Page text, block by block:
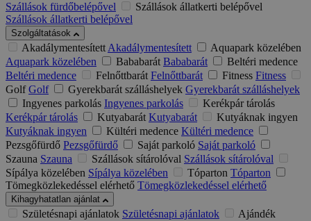
Szállások fürdőbelépővel
Szállások állatkerti belépővel
Szállások állatkerti belépővel
Szolgáltatások
AkadálymentesítettAkadálymentesített
Aquapark közelében
Aquapark közelében
Bababarát Bababarát
Beltéri medence
Beltéri medence
Felnőttbarát Felnőttbarát Fitness Fitness
Golf Golf Gyerekbarát szálláshelyek Gyerekbarát szálláshelyek
Ingyenes parkolás Ingyenes parkolás
Kerékpár tárolás
Kerékpár tárolás
Kutyabarát Kutyabarát
Kutyáknak ingyen
Kutyáknak ingyen
Kültéri medence Kültéri medence
Pezsgőfürdő Pezsgőfürdő Saját parkoló Saját parkoló
Szauna Szauna Szállások sítárolóval Szállások sítárolóval
Sípálya közelében Sípálya közelében Tóparton Tóparton
Tömegközlekedéssel elérhető Tömegközlekedéssel elérhető
Kihagyhatatlan ajánlat
Születésnapi ajánlatok Születésnapi ajánlatok
Ajándék